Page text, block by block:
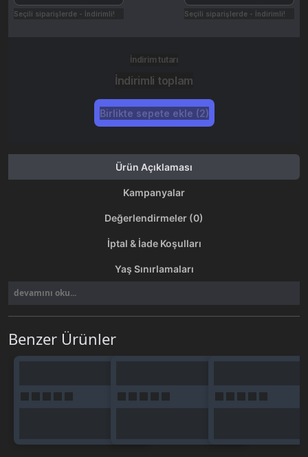
Seçili siparişlerde - İndirimli! Seçili siparişlerde - İndirimli!
İndirim tutarı
İndirimli toplam
Birlikte sepete ekle (2)
Ürün Açıklaması
Kampanyalar
Değerlendirmeler (0)
İptal & İade Koşulları
Yaş Sınırlamaları
devamını oku...
Benzer Ürünler